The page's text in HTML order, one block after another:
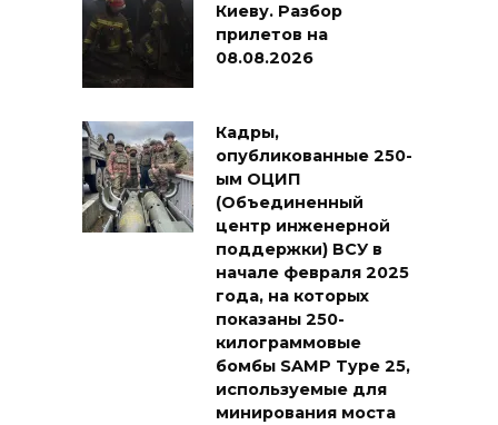
Киеву. Разбор
прилетов на
08.08.2026
Кадры,
опубликованные 250-
ым ОЦИП
(Объединенный
центр инженерной
поддержки) ВСУ в
начале февраля 2025
года, на которых
показаны 250-
килограммовые
бомбы SAMP Type 25,
используемые для
минирования моста